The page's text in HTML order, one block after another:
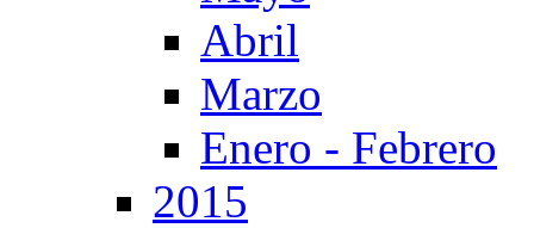
Abril
Marzo
Enero - Febrero
2015